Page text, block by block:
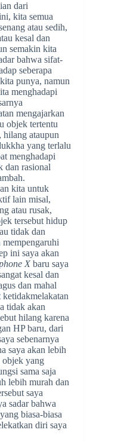
dari
kita semua
atau sedih,
kesal dan
semakin kita
bahwa sifat-
seberapa
punya, namun
menghadapi
mengajarkan
objek tertentu
hilang ataupun
yang terlalu
menghadapi
dan rasional
kita untuk
lain misal,
atau rusak,
tersebut hidup
tidak dan
mempengaruhi
ini saya akan
X baru saya
kesal dan
dan mahal
tidak akan
hilang karena
HP baru, dari
sebenarnya
saya akan lebih
objek yang
sama saja
lebih murah dan
saya
sadar bahwa
biasa-biasa
diri saya